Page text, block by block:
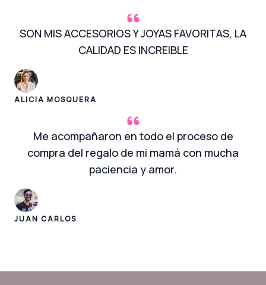
SON MIS ACCESORIOS Y JOYAS FAVORITAS, LA
CALIDAD ES INCREIBLE
ALICIA MOSQUERA
Me acompañaron en todo el proceso de
compra del regalo de mi mamá con mucha
paciencia y amor.
JUAN CARLOS